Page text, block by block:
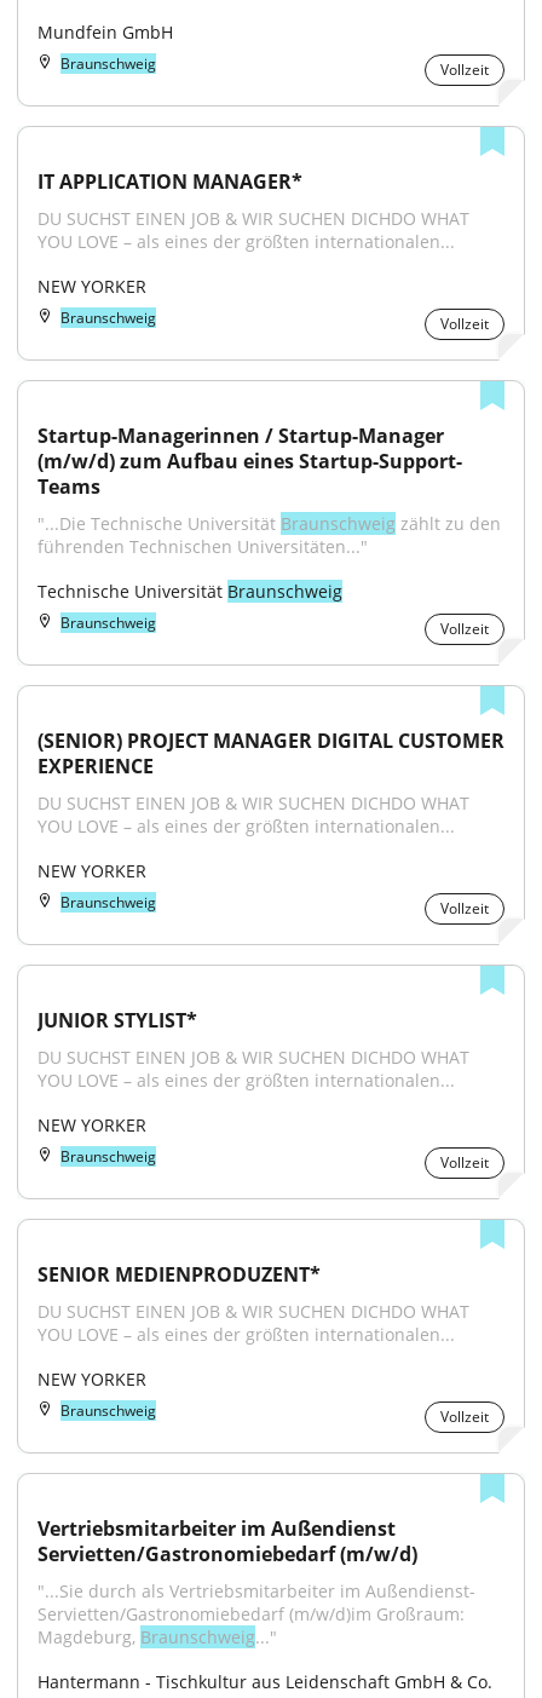
Mundfein GmbH
Braunschweig Vollzeit
IT APPLICATION MANAGER*
DU SUCHST EINEN JOB & WIR SUCHEN DICHDO WHAT
YOU LOVE – als eines der größten internationalen...
NEW YORKER
Braunschweig Vollzeit
Startup-Managerinnen / Startup-Manager
(m/w/d) zum Aufbau eines Startup-Support-
Teams
"...Die Technische Universität Braunschweig zählt zu den
führenden Technischen Universitäten..."
Technische Universität Braunschweig
Braunschweig Vollzeit
(SENIOR) PROJECT MANAGER DIGITAL CUSTOMER
EXPERIENCE
DU SUCHST EINEN JOB & WIR SUCHEN DICHDO WHAT
YOU LOVE – als eines der größten internationalen...
NEW YORKER
Braunschweig Vollzeit
JUNIOR STYLIST*
DU SUCHST EINEN JOB & WIR SUCHEN DICHDO WHAT
YOU LOVE – als eines der größten internationalen...
NEW YORKER
Braunschweig Vollzeit
SENIOR MEDIENPRODUZENT*
DU SUCHST EINEN JOB & WIR SUCHEN DICHDO WHAT
YOU LOVE – als eines der größten internationalen...
NEW YORKER
Braunschweig Vollzeit
Vertriebsmitarbeiter im Außendienst
Servietten/Gastronomiebedarf (m/w/d)
"...Sie durch als Vertriebsmitarbeiter im Außendienst-
Servietten/Gastronomiebedarf (m/w/d)im Großraum:
Magdeburg, Braunschweig..."
Hantermann - Tischkultur aus Leidenschaft GmbH & Co.